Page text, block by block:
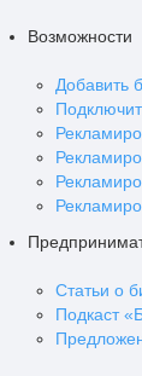
Возможности
Добавить
Статьи о
Подкаст